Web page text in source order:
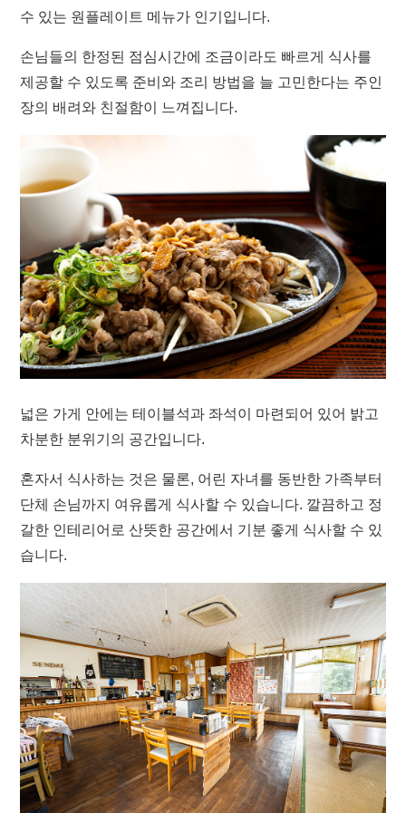
수 있는 원플레이트 메뉴가 인기입니다.
손님들의 한정된 점심시간에 조금이라도 빠르게 식사를
제공할 수 있도록 준비와 조리 방법을 늘 고민한다는 주인
장의 배려와 친절함이 느껴집니다.
넓은 가게 안에는 테이블석과 좌석이 마련되어 있어 밝고
차분한 분위기의 공간입니다.
혼자서 식사하는 것은 물론, 어린 자녀를 동반한 가족부터
단체 손님까지 여유롭게 식사할 수 있습니다. 깔끔하고 정
갈한 인테리어로 산뜻한 공간에서 기분 좋게 식사할 수 있
습니다.